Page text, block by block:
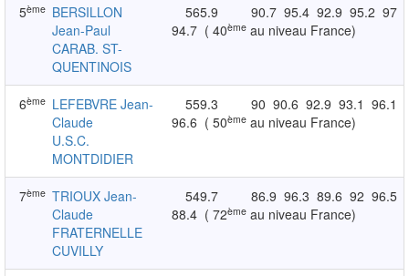
5ème BERSILLON
Jean-Paul
CARAB. ST-
QUENTINOIS
565.9 90.7 95.4 92.9 95.2 97
94.7 ( 40èmeau niveau France)
6ème LEFEBVRE Jean-
Claude
U.S.C.
MONTDIDIER
559.3 90 90.6 92.9 93.1 96.1
96.6 ( 50èmeau niveau France)
7ème TRIOUX Jean-
Claude
FRATERNELLE
CUVILLY
549.7 86.9 96.3 89.6 92 96.5
88.4 ( 72èmeau niveau France)